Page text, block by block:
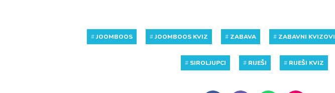
#JOOMBOOS #JOOMBOOS KVIZ # ZABAVA # ZABAVNI KVIZOVI
# SIROLJUPCI # RIJEŠI # RIJEŠI KVIZ